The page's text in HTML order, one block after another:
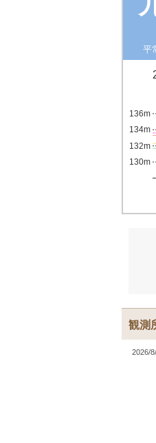
平
130m
132m
134m
136m
観測
2026/